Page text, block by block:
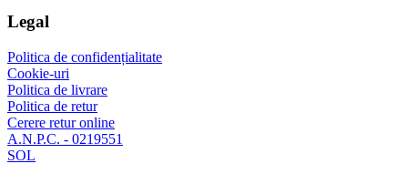
Legal
Politica de confidențialitate
Cookie-uri
Politica de livrare
Politica de retur
Cerere retur online
A.N.P.C. - 0219551
SOL